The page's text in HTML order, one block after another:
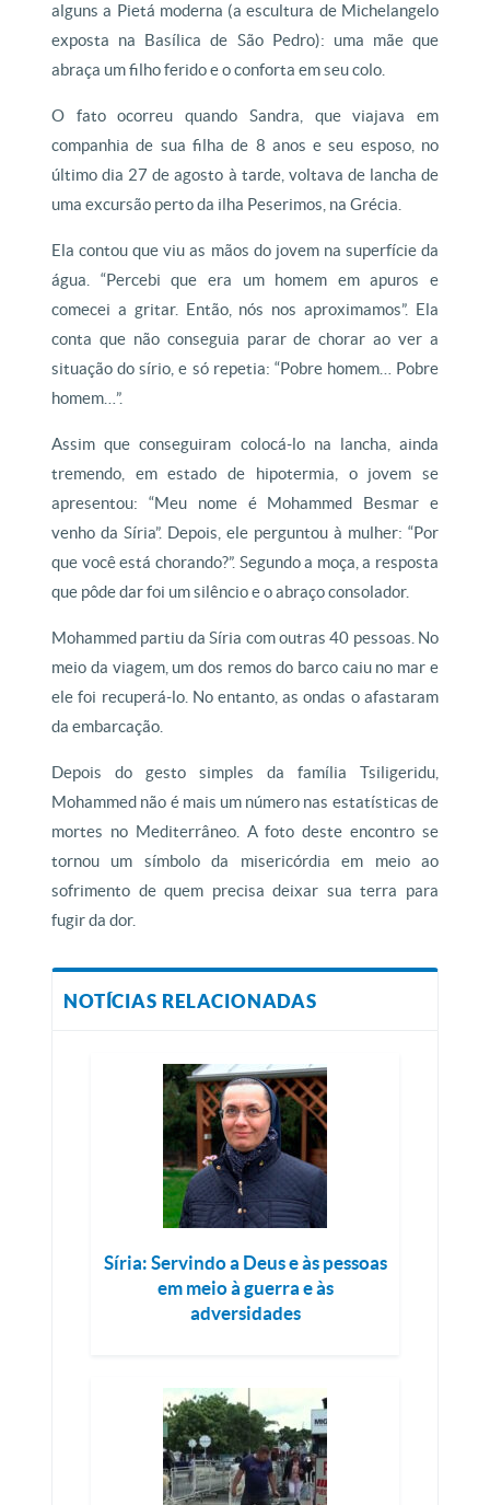
alguns a Pietá moderna (a escultura de Michelangelo
exposta na Basílica de São Pedro): uma mãe que
abraça um filho ferido e o conforta em seu colo.
O fato ocorreu quando Sandra, que viajava em
companhia de sua filha de 8 anos e seu esposo, no
último dia 27 de agosto à tarde, voltava de lancha de
uma excursão perto da ilha Peserimos, na Grécia.
Ela contou que viu as mãos do jovem na superfície da
água. “Percebi que era um homem em apuros e
comecei a gritar. Então, nós nos aproximamos”. Ela
conta que não conseguia parar de chorar ao ver a
situação do sírio, e só repetia: “Pobre homem… Pobre
homem…”.
Assim que conseguiram colocá-lo na lancha, ainda
tremendo, em estado de hipotermia, o jovem se
apresentou: “Meu nome é Mohammed Besmar e
venho da Síria”. Depois, ele perguntou à mulher: “Por
que você está chorando?”. Segundo a moça, a resposta
que pôde dar foi um silêncio e o abraço consolador.
Mohammed partiu da Síria com outras 40 pessoas. No
meio da viagem, um dos remos do barco caiu no mar e
ele foi recuperá-lo. No entanto, as ondas o afastaram
da embarcação.
Depois do gesto simples da família Tsiligeridu,
Mohammed não é mais um número nas estatísticas de
mortes no Mediterrâneo. A foto deste encontro se
tornou um símbolo da misericórdia em meio ao
sofrimento de quem precisa deixar sua terra para
fugir da dor.
NOTÍCIAS RELACIONADAS
Síria: Servindo a Deus e às pessoas
em meio à guerra e às
adversidades